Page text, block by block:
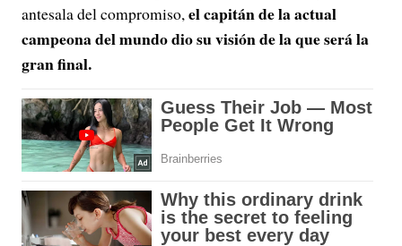
antesala del compromiso,el capitán de la actual
campeona del mundo dio su visión de la que será la
gran final.